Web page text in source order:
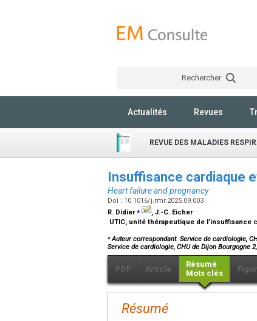
Rechercher
Actualités Revues
REVUE DES MALADIES
Insuffisance cardiaque
Heart failure and pregnancy
Doi : 10.1016/j.rmr.2025.09.003
R. Didier⁎
, J.-C. Eicher
UTIC, unité thérapeutique de l’insuffisance
⁎Auteur correspondant. Service de cardiologie,
Service de cardiologie, CHU de Dijon Bourgogne
PDF Article
Résumé
Mots clés
Résumé